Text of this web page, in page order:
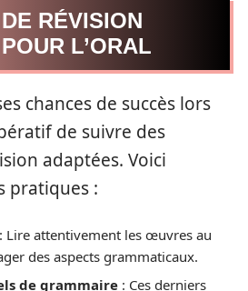
RÉVISION
L’ORAL
chances de succès lors
de suivre des
adaptées. Voici
pratiques :
: Lire attentivement les œuvres au
des aspects grammaticaux.
de grammaire : Ces derniers